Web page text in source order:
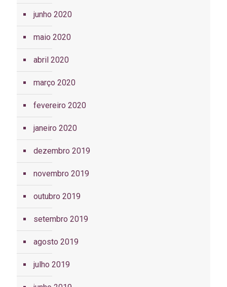
junho 2020
maio 2020
abril 2020
março 2020
fevereiro 2020
janeiro 2020
dezembro 2019
novembro 2019
outubro 2019
setembro 2019
agosto 2019
julho 2019